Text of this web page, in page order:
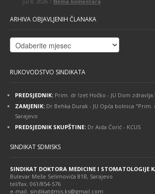
jul 8, 2026 / Nema komentara
ARHIVA OBJAVLJENIH ČLANAKA
Arhiva
objavljenih
RUKOVODSTVO SINDIKATA
PREDSJEDNIK: Prim. dr Izet Hočko - JU Dom zdravlja
ZAMJENIK: Dr Behka Durak - JU Opća bolnica "Prim.
Sarajevo
PREDSJEDNIK SKUPŠTINE: Dr Aida Ćorić - KCUS
SINDIKAT SDMISKS
SINDIKAT DOKTORA MEDICINE I STOMATOLOGIJE
Bulevar Meše Selimovića 81B, Sarajevo
tel/fax. 061/854-576
e-mail. sindikatdmis.ks@gmail.com